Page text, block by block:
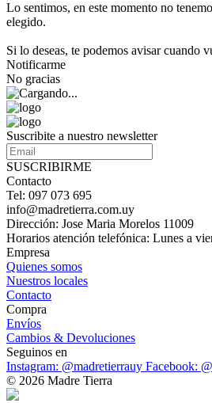
Lo sentimos, en este momento no
elegido.
Si lo deseas, te podemos avisar cuando
Notificarme
No gracias
Suscribite a nuestro newsletter
SUSCRIBIRME
Contacto
Tel: 097 073 695
info@madretierra.com.uy
Dirección: Jose Maria Morelos 11009
Horarios atención telefónica: Lunes a
Empresa
Quienes somos
Nuestros locales
Contacto
Compra
Envíos
Cambios & Devoluciones
Seguinos en
Instagram: @madretierrauy Facebook:
© 2026 Madre Tierra